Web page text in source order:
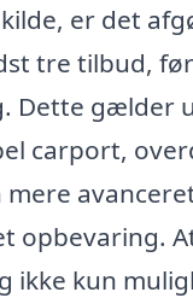
er det
tre tilbud,
Dette gælder
carport,
mere
opbevaring.
ikke kun